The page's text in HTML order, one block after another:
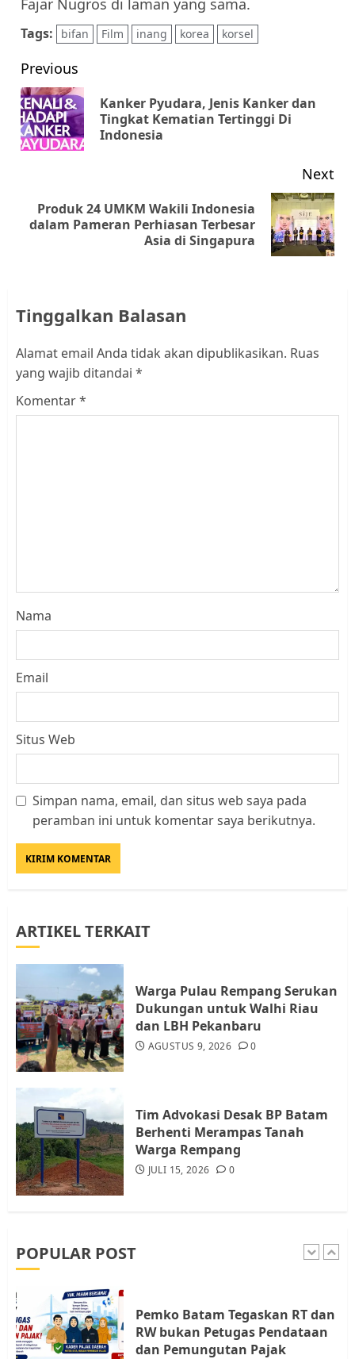
Fajar Nugros di laman yang sama.
Tags: bifan Film inang korea korsel
Post
navigation
Previous
Kanker Pyudara, Jenis Kanker dan
Tingkat Kematian Tertinggi Di
Indonesia
Next
Next
Produk 24 UMKM Wakili Indonesia
dalam Pameran Perhiasan Terbesar
Asia di Singapura
Tinggalkan Balasan
Alamat email Anda tidak akan dipublikasikan. Ruas
yang wajib ditandai *
Komentar*
Nama
Email
Situs Web
Simpan nama, email, dan situs web saya pada
peramban ini untuk komentar saya berikutnya.
ARTIKEL TERKAIT
Warga Pulau Rempang Serukan
Dukungan untuk Walhi Riau
dan LBH Pekanbaru
AGUSTUS 9, 2026 0
Tim Advokasi Desak BP Batam
Berhenti Merampas Tanah
Warga Rempang
JULI 15, 2026 0
POPULAR POST
Kader Pajak jadi Penghubung
4
JULI 21, 2026 0
5
Resahkan Warga
JULI 17, 2026 0
1
Pemko Batam Tegaskan RT dan
RW bukan Petugas Pendataan
dan Pemungutan Pajak